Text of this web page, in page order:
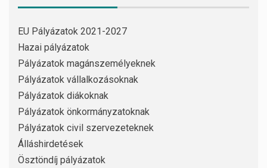
EU Pályázatok 2021-2027
Hazai pályázatok
Pályázatok magánszemélyeknek
Pályázatok vállalkozásoknak
Pályázatok diákoknak
Pályázatok önkormányzatoknak
Pályázatok civil szervezeteknek
Álláshirdetések
Ösztöndíj pályázatok